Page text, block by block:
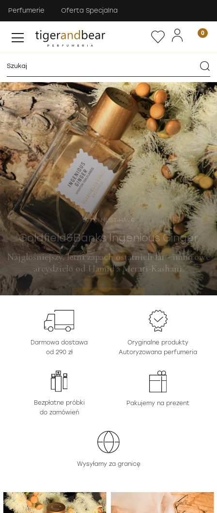
Perfumerie Oferta Specjalna
LETNI MUST-HAVE
Goldfield&Banks Ingenious Ginger
Najgłośniejszy, letni zapach ostatnich lat - imbirowe
arcydzieło od Hamid'a Merati-Kashani.
ODKRYJ
Darmowa dostawa
od 290 zł
Oryginalne produkty
Autoryzowana perfumeria
Bezpłatne próbki
do zamówień
Pakujemy na prezent
Wysyłamy za granicę